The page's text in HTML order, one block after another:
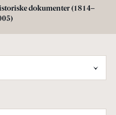
dokumenter (1814–